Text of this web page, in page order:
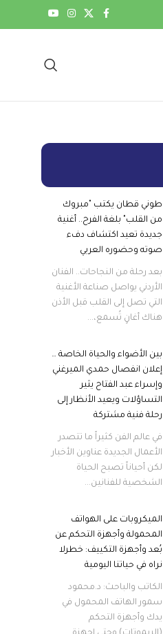
طوني قطان يكتب "مبروك
من القلب" بلغة الفرح.. أغنية
جديدة تعيد اكتشاف دفء
صوته وحضوره العربي
بعد رحلة من النجاحات.. الفنان
الأردني يواصل صناعة الأغنية
التي تصل إلى القلب قبل الأذن
هناك أغانٍ تُسمع،...
بين الأضواء والحياة الخاصة …
إعلان انفصال حمدي الميرغني
وإسراء عبد الفتاح يثير
التساؤلات ويعيد الأنظار إلى
رحلة فنية مشتركة
في عالم الفن كثيراً ما تتصدر
الأعمال الجديدة عناوين الأخبار
لكن أحياناً تصبح الحياة
الشخصية للفنانين...
الميكروبات على الهواتف
المحمولة وأجهزة التحكم عن
بُعد وأجهزة التكييف: خطرلا
نراه في حياتنا اليومية
الكاتب والباحث: د.محمود
سمور الهاتف المحمول في
يدك وأجهزة التحكم